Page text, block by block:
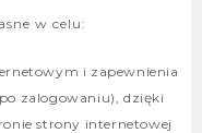
w celu:
i zapewnienia
zalogowaniu), dzięki
strony internetowej